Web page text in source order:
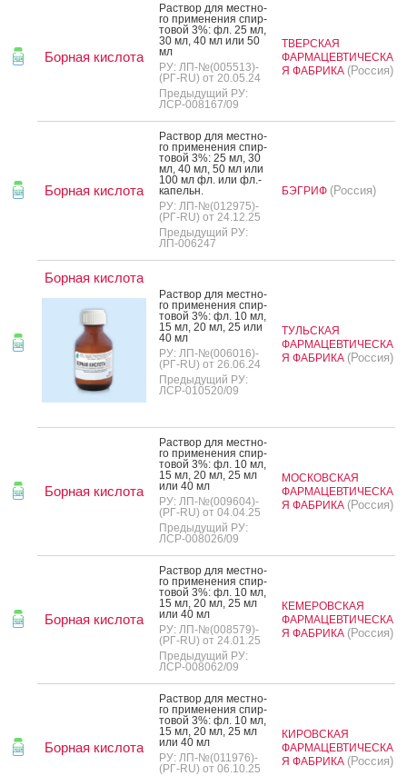
Борная кислота
Рас­твор для мес­тно­
го при­мене­ния спир­
то­вой 3%: фл. 25 мл,
30 мл, 40 мл или 50
мл
РУ: ЛП-№(005513)-
(РГ-RU) от 20.05.24
Предыдущий РУ:
ЛСР-008167/09
ТВЕРСКАЯ
ФАРМАЦЕВТИЧЕСКА
Я ФАБРИКА (Россия)
Борная кислота
Рас­твор для мес­тно­
го при­мене­ния спир­
то­вой 3%: 25 мл, 30
мл, 40 мл, 50 мл или
100 мл фл. или фл.-
ка­пельн.
РУ: ЛП-№(012975)-
(РГ-RU) от 24.12.25
Предыдущий РУ:
ЛП-006247
БЭГРИФ (Россия)
Борная кислота
Рас­твор для мес­тно­
го при­мене­ния спир­
то­вой 3%: фл. 10 мл,
15 мл, 20 мл, 25 или
40 мл
РУ: ЛП-№(006016)-
(РГ-RU) от 26.06.24
Предыдущий РУ:
ЛСР-010520/09
ТУЛЬСКАЯ
ФАРМАЦЕВТИЧЕСКА
Я ФАБРИКА (Россия)
Борная кислота
Рас­твор для мес­тно­
го при­мене­ния спир­
то­вой 3%: фл. 10 мл,
15 мл, 20 мл, 25 мл
или 40 мл
РУ: ЛП-№(009604)-
(РГ-RU) от 04.04.25
Предыдущий РУ:
ЛСР-008026/09
МОСКОВСКАЯ
ФАРМАЦЕВТИЧЕСКА
Я ФАБРИКА (Россия)
Борная кислота
Рас­твор для мес­тно­
го при­мене­ния спир­
то­вой 3%: фл. 10 мл,
15 мл, 20 мл, 25 мл
или 40 мл
РУ: ЛП-№(008579)-
(РГ-RU) от 24.01.25
Предыдущий РУ:
ЛСР-008062/09
КЕМЕРОВСКАЯ
ФАРМАЦЕВТИЧЕСКА
Я ФАБРИКА (Россия)
Борная кислота
Рас­твор для мес­тно­
го при­мене­ния спир­
то­вой 3%: фл. 10 мл,
15 мл, 20 мл, 25 мл
или 40 мл
РУ: ЛП-№(011976)-
(РГ-RU) от 06.10.25
КИРОВСКАЯ
ФАРМАЦЕВТИЧЕСКА
Я ФАБРИКА (Россия)